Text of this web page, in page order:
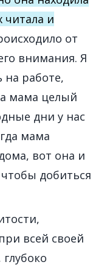
читала и
от
внимания. Я
на работе,
мама целый
дни у нас
мама
вот она и
добиться
всей своей